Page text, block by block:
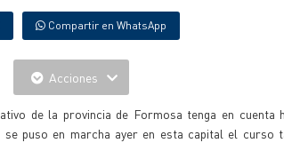
Compartir en WhatsApp
Acciones
de la provincia de Formosa tenga en cuenta
puso en marcha ayer en esta capital el